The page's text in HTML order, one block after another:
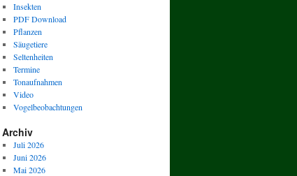
Insekten
PDF Download
Pflanzen
Säugetiere
Seltenheiten
Termine
Tonaufnahmen
Video
Vogelbeobachtungen
Archiv
Juli 2026
Juni 2026
Mai 2026